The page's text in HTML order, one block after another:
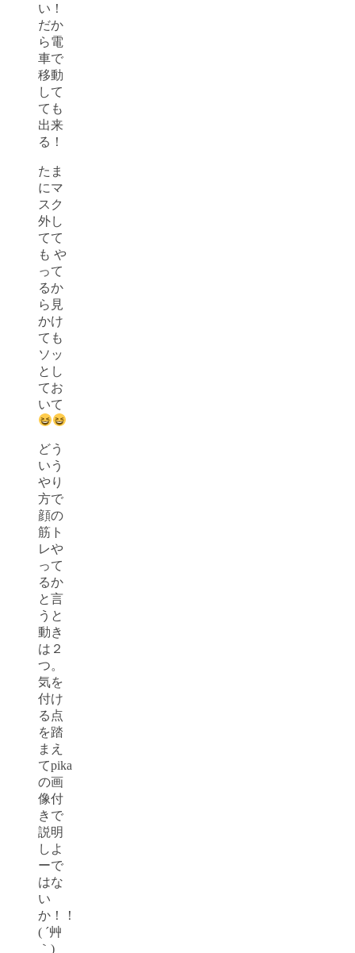
い！
だか
ら電
車で
移動
して
ても
出来
る！
たま
にマ
スク
外し
てて
も や
って
るか
ら見
かけ
ても
ソッ
とし
てお
いて
どう
いう
やり
方で
顔の
筋ト
レや
って
るか
と言
うと
動き
は２
つ。
気を
付け
る点
を踏
まえ
てpika
の画
像付
きで
説明
しよ
ーで
はな
い
か！！
( ´艸
｀)